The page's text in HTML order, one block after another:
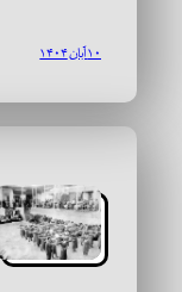
۱۰ آبان ۱۴۰۴